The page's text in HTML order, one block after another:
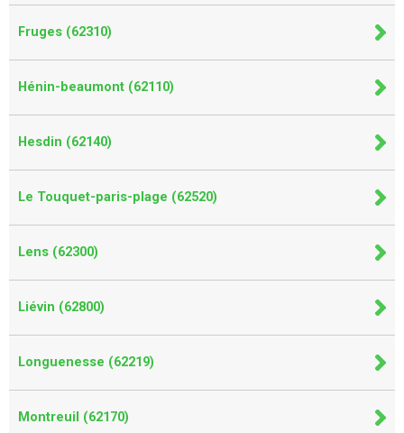
Fruges (62310)
Hénin-beaumont (62110)
Hesdin (62140)
Le Touquet-paris-plage (62520)
Lens (62300)
Liévin (62800)
Longuenesse (62219)
Montreuil (62170)